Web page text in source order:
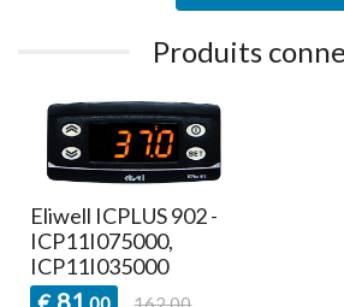
Produits
Eliwell ICPLUS 902 -
ICP11I075000,
ICP11I035000
81